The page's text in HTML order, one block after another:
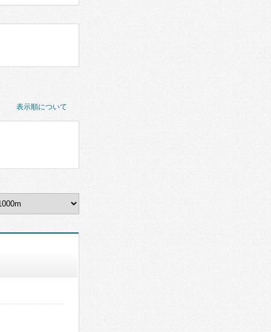
表示順について